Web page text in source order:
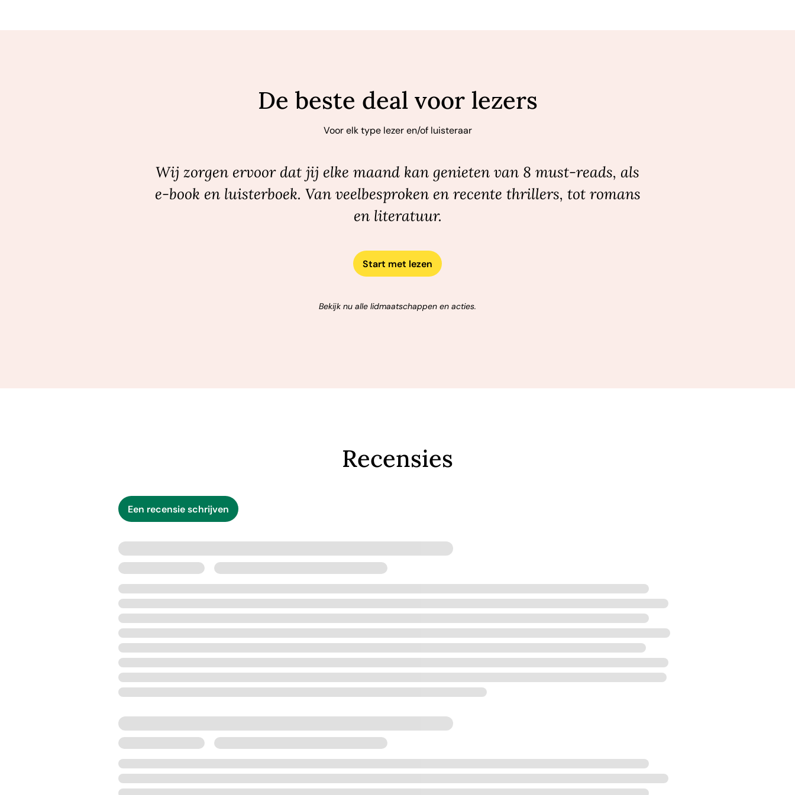
De beste deal voor lezers
Voor elk type lezer en/of luisteraar
Wij zorgen ervoor dat jij elke maand kan genieten van 8 must-reads, als
e-book en luisterboek. Van veelbesproken en recente thrillers, tot romans
en literatuur.
Start met lezen
Bekijk nu alle lidmaatschappen en acties.
Recensies
Een recensie schrijven